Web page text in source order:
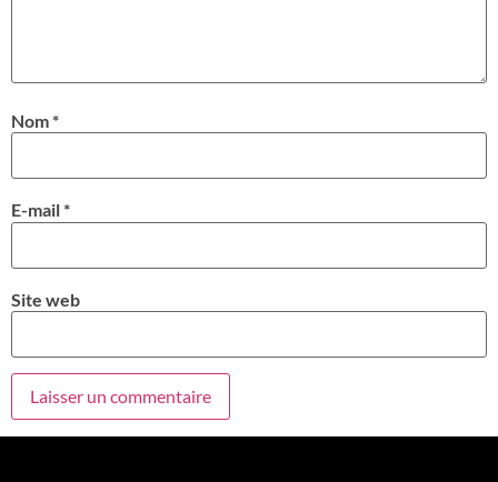
Nom*
E-mail*
Site web